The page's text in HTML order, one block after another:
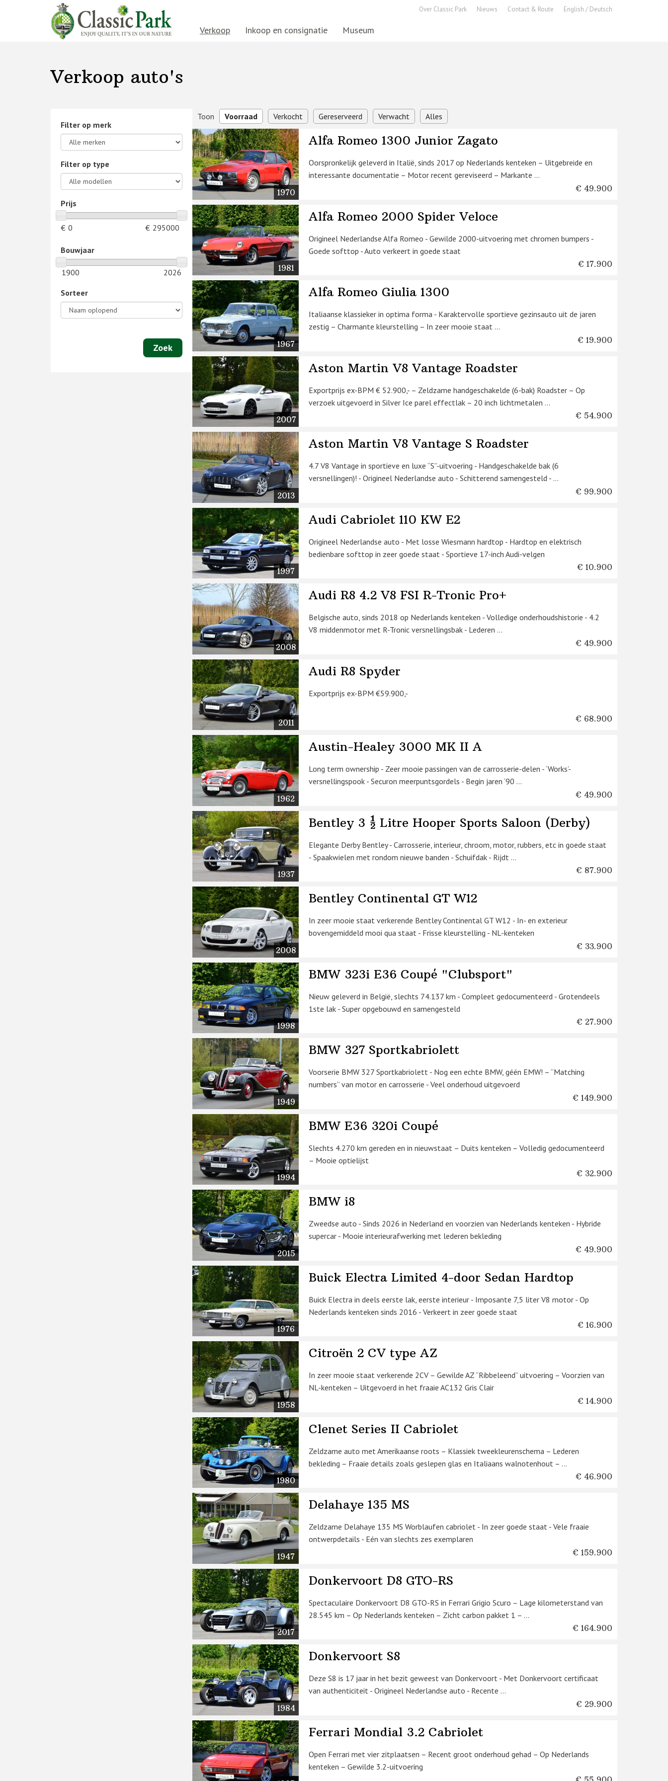
Verkoop Inkoop en consignatie Museum
Over Classic Park Nieuws Contact & Route English / Deutsch
Verkoop auto's
Filter op merk
Filter op type
Prijs
Bouwjaar
Sorteer
Toon Voorraad Verkocht Gereserveerd Verwacht Alles
1970
Alfa Romeo 1300 Junior Zagato
Oorspronkelijk geleverd in Italië, sinds 2017 op Nederlands kenteken – Uitgebreide en
interessante documentatie – Motor recent gereviseerd – Markante ...
€ 49.900
1981
Alfa Romeo 2000 Spider Veloce
Origineel Nederlandse Alfa Romeo - Gewilde 2000-uitvoering met chromen bumpers -
Goede softtop - Auto verkeert in goede staat
€ 17.900
1967
Alfa Romeo Giulia 1300
Italiaanse klassieker in optima forma - Karaktervolle sportieve gezinsauto uit de jaren
zestig – Charmante kleurstelling – In zeer mooie staat ...
€ 19.900
2007
Aston Martin V8 Vantage Roadster
Exportprijs ex-BPM € 52.900,- – Zeldzame handgeschakelde (6-bak) Roadster – Op
verzoek uitgevoerd in Silver Ice parel effectlak – 20 inch lichtmetalen ...
€ 54.900
2013
Aston Martin V8 Vantage S Roadster
4.7 V8 Vantage in sportieve en luxe “S”-uitvoering - Handgeschakelde bak (6
versnellingen)! - Origineel Nederlandse auto - Schitterend samengesteld - ...
€ 99.900
1997
Audi Cabriolet 110 KW E2
Origineel Nederlandse auto - Met losse Wiesmann hardtop - Hardtop en elektrisch
bedienbare softtop in zeer goede staat - Sportieve 17-inch Audi-velgen
€ 10.900
2008
Audi R8 4.2 V8 FSI R-Tronic Pro+
Belgische auto, sinds 2018 op Nederlands kenteken - Volledige onderhoudshistorie - 4.2
V8 middenmotor met R-Tronic versnellingsbak - Lederen ...
€ 49.900
2011
Audi R8 Spyder
Exportprijs ex-BPM €59.900,-
€ 68.900
1962
Austin-Healey 3000 MK II A
Long term ownership - Zeer mooie passingen van de carrosserie-delen - ‘Works’-
versnellingspook - Securon meerpuntsgordels - Begin jaren ‘90 ...
€ 49.900
1937
Bentley 3 ½ Litre Hooper Sports Saloon (Derby)
Elegante Derby Bentley - Carrosserie, interieur, chroom, motor, rubbers, etc in goede staat
- Spaakwielen met rondom nieuwe banden - Schuifdak - Rijdt ...
€ 87.900
2008
Bentley Continental GT W12
In zeer mooie staat verkerende Bentley Continental GT W12 - In- en exterieur
bovengemiddeld mooi qua staat - Frisse kleurstelling - NL-kenteken
€ 33.900
1998
BMW 323i E36 Coupé "Clubsport"
Nieuw geleverd in België, slechts 74.137 km - Compleet gedocumenteerd - Grotendeels
1ste lak - Super opgebouwd en samengesteld
€ 27.900
1949
BMW 327 Sportkabriolett
Voorserie BMW 327 Sportkabriolett - Nog een echte BMW, géén EMW! – “Matching
numbers” van motor en carrosserie - Veel onderhoud uitgevoerd
€ 149.900
1994
BMW E36 320i Coupé
Slechts 4.270 km gereden en in nieuwstaat – Duits kenteken – Volledig gedocumenteerd
– Mooie optielijst
€ 32.900
2015
BMW i8
Zweedse auto - Sinds 2026 in Nederland en voorzien van Nederlands kenteken - Hybride
supercar - Mooie interieurafwerking met lederen bekleding
€ 49.900
1976
Buick Electra Limited 4-door Sedan Hardtop
Buick Electra in deels eerste lak, eerste interieur - Imposante 7,5 liter V8 motor - Op
Nederlands kenteken sinds 2016 - Verkeert in zeer goede staat
€ 16.900
1958
Citroën 2 CV type AZ
In zeer mooie staat verkerende 2CV – Gewilde AZ “Ribbeleend” uitvoering – Voorzien van
NL-kenteken – Uitgevoerd in het fraaie AC132 Gris Clair
€ 14.900
1980
Clenet Series II Cabriolet
Zeldzame auto met Amerikaanse roots – Klassiek tweekleurenschema – Lederen
bekleding – Fraaie details zoals geslepen glas en Italiaans walnotenhout – ...
€ 46.900
1947
Delahaye 135 MS
Zeldzame Delahaye 135 MS Worblaufen cabriolet - In zeer goede staat - Vele fraaie
ontwerpdetails - Eén van slechts zes exemplaren
€ 159.900
2017
Donkervoort D8 GTO-RS
Spectaculaire Donkervoort D8 GTO-RS in Ferrari Grigio Scuro – Lage kilometerstand van
28.545 km – Op Nederlands kenteken – Zicht carbon pakket 1 – ...
€ 164.900
1984
Donkervoort S8
Deze S8 is 17 jaar in het bezit geweest van Donkervoort - Met Donkervoort certificaat
van authenticiteit - Origineel Nederlandse auto - Recente ...
€ 29.900
Ferrari Mondial 3.2 Cabriolet
Open Ferrari met vier zitplaatsen – Recent groot onderhoud gehad – Op Nederlands
kenteken – Gewilde 3.2-uitvoering